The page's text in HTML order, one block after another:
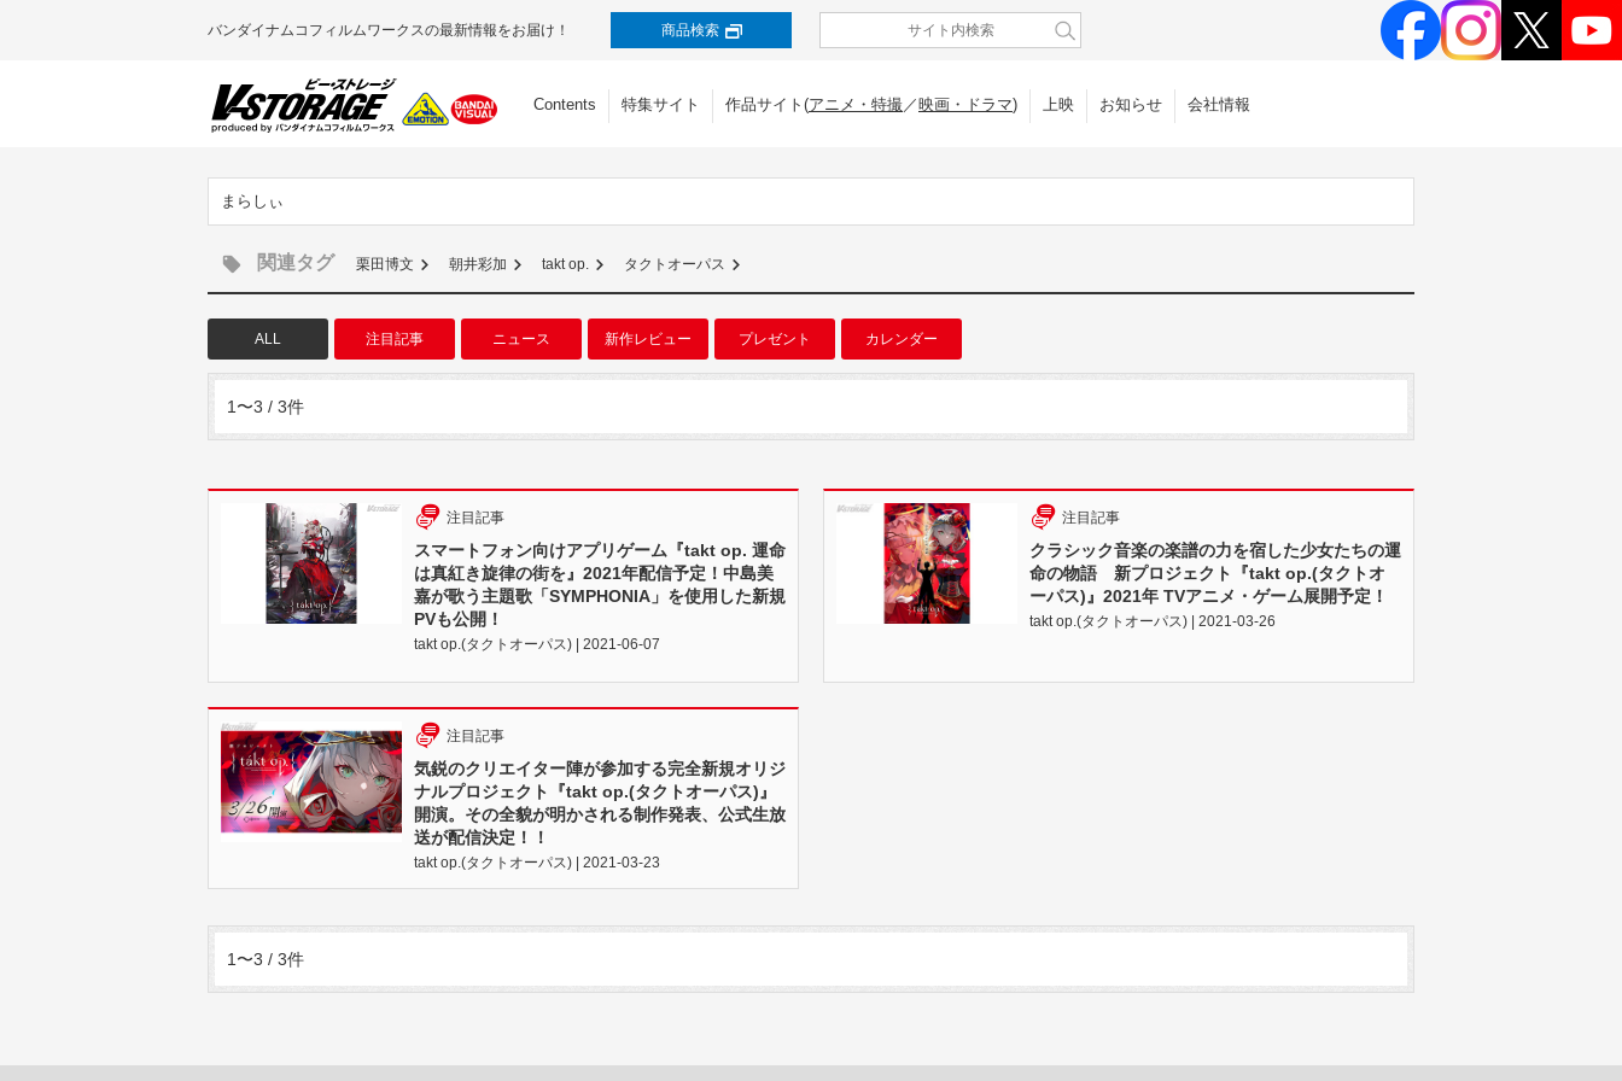
バンダイナムコフィルムワークスの最新情報をお届け！ 商品検索
Contents 特集サイト 作品サイト(アニメ・特撮／映画・ドラマ) 上映 お知らせ 会社情報
まらしぃ
関連タグ 栗田博文 朝井彩加 takt op. タクトオーパス
ALL 注目記事 ニュース 新作レビュー プレゼント カレンダー
1〜3 / 3件
注目記事
スマートフォン向けアプリゲーム『takt op. 運命
は真紅き旋律の街を』2021年配信予定！中島美
嘉が歌う主題歌「SYMPHONIA」を使用した新規
PVも公開！
takt op.(タクトオーパス) | 2021-06-07
注目記事
クラシック音楽の楽譜の力を宿した少女たちの運
命の物語 新プロジェクト『takt op.(タクトオ
ーパス)』2021年 TVアニメ・ゲーム展開予定！
takt op.(タクトオーパス) | 2021-03-26
注目記事
気鋭のクリエイター陣が参加する完全新規オリジ
ナルプロジェクト『takt op.(タクトオーパス)』
開演。その全貌が明かされる制作発表、公式生放
送が配信決定！！
takt op.(タクトオーパス) | 2021-03-23
1〜3 / 3件